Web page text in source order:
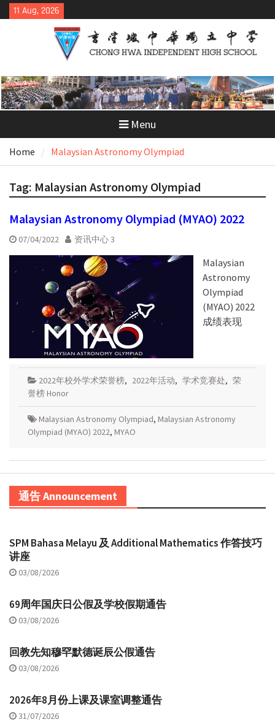
Skip
to
11 Aug, 2026
Menu
Home Malaysian Astronomy Olympiad
Tag: Malaysian Astronomy Olympiad
Malaysian Astronomy Olympiad (MYAO) 2022
07/04/2022 资讯中心 3
Malaysian
Astronomy
Olympiad
(MYAO) 2022
成绩表现
2022年校外学术荣誉榜, 2022年活动, 学术竞赛处, 荣
誉榜 Honor
Malaysian Astronomy Olympiad, Malaysian Astronomy
Olympiad (MYAO) 2022, MYAO
通告 Announcement
SPM Bahasa Melayu 及 Additional Mathematics 作答技巧
讲座
03/08/2026
69周年国庆日公假及学校假期通告
03/08/2026
回教先知穆罕默德诞辰公假通告
03/08/2026
2026年8月份上课及课室调整通告
31/07/2026